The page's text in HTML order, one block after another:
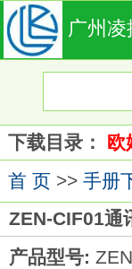
广州凌
下载目录： 欧
首 页>> 手册
ZEN-CIF01通
产品型号: